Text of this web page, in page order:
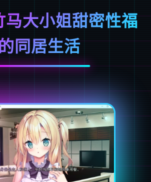
马大小姐甜密性福
同居生活